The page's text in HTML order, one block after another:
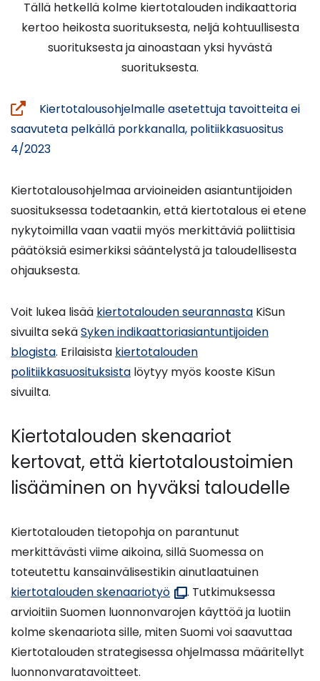
Tällä hetkellä kolme kiertotalouden indikaattoria
kertoo heikosta suorituksesta, neljä kohtuullisesta
suorituksesta ja ainoastaan yksi hyvästä
suorituksesta.
Kiertotalousohjelmalle asetettuja tavoitteita ei
saavuteta pelkällä porkkanalla, politiikkasuositus
4/2023(avautuu
ikkunaan,
siirryt
toiseen
palveluun)
Kiertotalousohjelmaa arvioineiden asiantuntijoiden
suosituksessa todetaankin, että kiertotalous ei etene
nykytoimilla vaan vaatii myös merkittäviä poliittisia
päätöksiä esimerkiksi sääntelystä ja taloudellisesta
ohjauksesta.
Voit lukea lisää kiertotalouden seurannasta KiSun
sivuilta sekäSyken indikaattoriasiantuntijoiden
blogista. Erilaisista kiertotalouden
politiikkasuosituksista löytyy myös kooste KiSun
sivuilta.
Kiertotalouden skenaariot
kertovat, että kiertotaloustoimien
lisääminen on hyväksi taloudelle
Kiertotalouden tietopohja on parantunut
merkittävästi viime aikoina, sillä Suomessa on
toteutettu kansainvälisestikin ainutlaatuinen
kiertotalouden skenaariotyö(avautuu
uuteen
ikkunaan)
. Tutkimuksessa
arvioitiin Suomen luonnonvarojen käyttöä ja luotiin
kolme skenaariota sille, miten Suomi voi saavuttaa
Kiertotalouden strategisessa ohjelmassa määritellyt
luonnonvaratavoitteet.